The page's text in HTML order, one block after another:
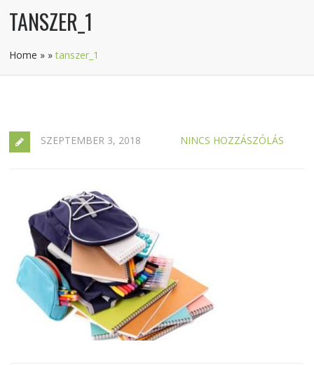
TANSZER_1
Home » »tanszer_1
SZEPTEMBER 3, 2018 NINCS HOZZÁSZÓLÁS